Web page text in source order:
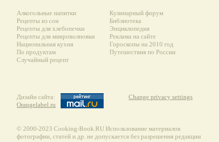
Алкогольные напитки
Рецепты из сои
Рецепты для хлебопечки
Рецепты для микроволновки
Национальная кухня
По продуктам
Случайный рецепт
Кулинарный форум
Библиотека
Энциклопедия
Реклама на сайте
Гороскопы на 2010 год
Путешествия по России
Дизайн сайта:
Orangelabel.ru
Change privacy settings
© 2000-2023 Сooking-Book.RU Использование материалов
фотографии, статей и др. не допускается без разрешения редакции